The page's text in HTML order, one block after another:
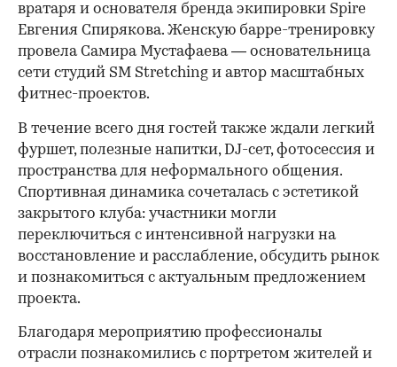
вратаря и основателя бренда экипировки Spire
Евгения Спирякова. Женскую барре-тренировку
провела Самира Мустафаева — основательница
сети студий SM Stretching и автор масштабных
фитнес-проектов.
В течение всего дня гостей также ждали легкий
фуршет, полезные напитки, DJ-сет, фотосессия и
пространства для неформального общения.
Спортивная динамика сочеталась с эстетикой
закрытого клуба: участники могли
переключиться с интенсивной нагрузки на
восстановление и расслабление, обсудить рынок
и познакомиться с актуальным предложением
проекта.
Благодаря мероприятию профессионалы
отрасли познакомились с портретом жителей и